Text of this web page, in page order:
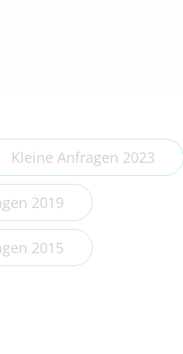
Kleine Anfragen 2023
2019
2015